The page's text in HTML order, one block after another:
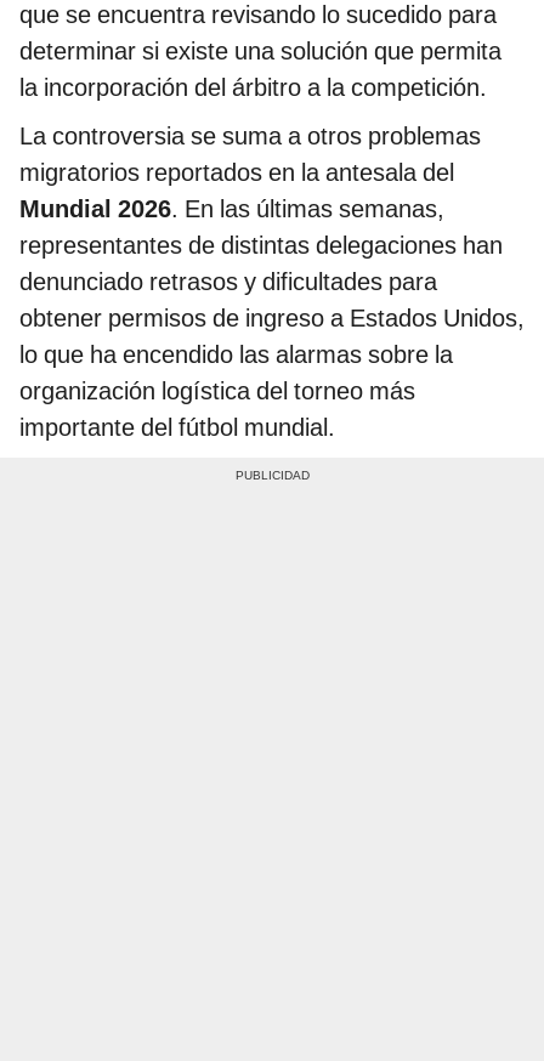
que se encuentra revisando lo sucedido para
determinar si existe una solución que permita
la incorporación del árbitro a la competición.
La controversia se suma a otros problemas
migratorios reportados en la antesala del
Mundial 2026. En las últimas semanas,
representantes de distintas delegaciones han
denunciado retrasos y dificultades para
obtener permisos de ingreso a Estados Unidos,
lo que ha encendido las alarmas sobre la
organización logística del torneo más
importante del fútbol mundial.